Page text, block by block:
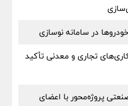
در سامانه نوسازی
تجاری و معدنی تأکید
پروژه‌محور با اعضای